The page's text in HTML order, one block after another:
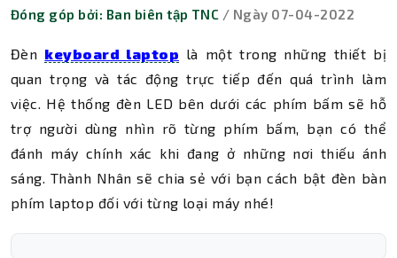
Đóng góp bởi: Ban biên tập TNC / Ngày 07-04-2022
Đèn keyboard laptop là một trong những thiết bị
quan trọng và tác động trực tiếp đến quá trình làm
việc. Hệ thống đèn LED bên dưới các phím bấm sẽ hỗ
trợ người dùng nhìn rõ từng phím bấm, bạn có thể
đánh máy chính xác khi đang ở những nơi thiếu ánh
sáng. Thành Nhân sẽ chia sẻ với bạn cách bật đèn bàn
phím laptop đối với từng loại máy nhé!